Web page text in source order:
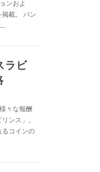
ンおよ
載。 パン
ラビ
々な報酬
ンス」。
るコインの